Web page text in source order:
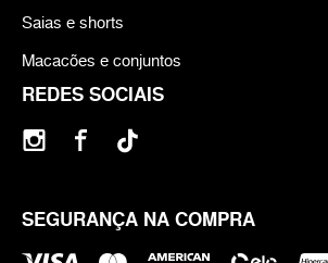
REDES SOCIAIS
SEGURANÇA NA COMPRA
Saias e shorts
Macacões e conjuntos